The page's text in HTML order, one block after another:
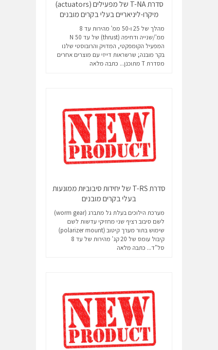
סדרת T-NA של מפעילים (actuators)
מיקרו-ליניאריים בעלי בקרים מובנים
מהלך של 25 ו-50 ממ' מהירות עד 8
ממ'/שנייה ודחיפה (thrust) של עד 50 N
המפעיל הקומפקטי, המדויק והרובוסטי שלנו
בקר מובנה; שרשראות דייזי עם מוצרים אחרים
מסדרת T מתוכנן...
כתבה מלאה
סדרת T-RS של יחידות סיבוביות ממונעות
בעלי בקרים מובנים
מערכת הילוכים בעלת גל מתברג (worm gear)
לשם סיבוב רציף שני מחזיקי עדשות לשם
שימוש בתור מערך קיטוב (polarizer mount)
קיבול עומס של 20 קג' מהירות של עד 8
סל"ד... כתבה מלאה